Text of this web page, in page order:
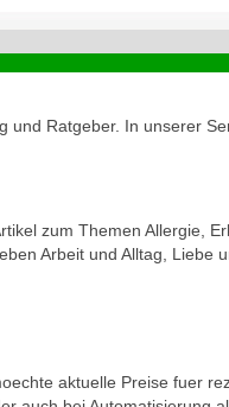
und Ratgeber. In unserer
zum Themen Allergie,
Arbeit und Alltag, Liebe
aktuelle Preise fuer